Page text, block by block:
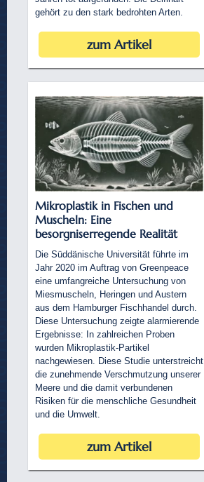
gehört zu den stark bedrohten Arten.
zum Artikel
Mikroplastik in Fischen und
Muscheln: Eine
besorgniserregende Realität
Die Süddänische Universität führte im
Jahr 2020 im Auftrag von Greenpeace
eine umfangreiche Untersuchung von
Miesmuscheln, Heringen und Austern
aus dem Hamburger Fischhandel durch.
Diese Untersuchung zeigte alarmierende
Ergebnisse: In zahlreichen Proben
wurden Mikroplastik-Partikel
nachgewiesen. Diese Studie unterstreicht
die zunehmende Verschmutzung unserer
Meere und die damit verbundenen
Risiken für die menschliche Gesundheit
und die Umwelt.
zum Artikel